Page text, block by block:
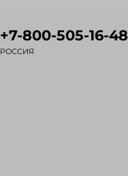
+7-800-505-16-48
РОССИЯ